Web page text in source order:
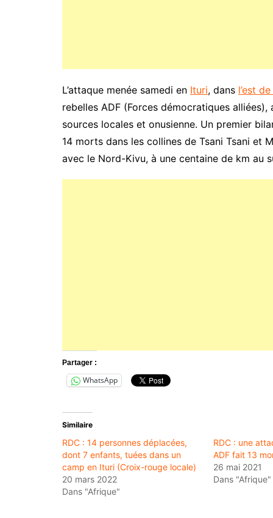
L’attaque menée samedi en Ituri, dans l’est
rebelles ADF (Forces démocratiques
sources locales et onusienne. Un premier
14 morts dans les collines de Tsani Tsani et
avec le Nord-Kivu, à une centaine de km au
Partager :
WhatsApp
Similaire
RDC : 14 personnes déplacées,
dont 7 enfants, tuées dans un
camp en Ituri (Croix-rouge locale)
20 mars 2022
Dans "Afrique"
RDC : une
ADF fait 13
26 mai 2021
Dans "Afrique"